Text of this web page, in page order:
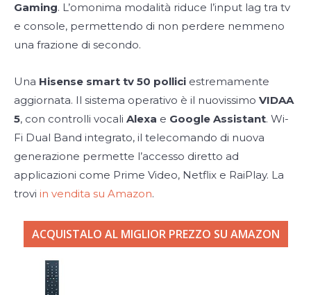
Gaming. L’omonima modalità riduce l’input lag tra tv
e console, permettendo di non perdere nemmeno
una frazione di secondo.
Una Hisense smart tv 50 pollici estremamente
aggiornata. Il sistema operativo è il nuovissimo VIDAA
5, con controlli vocali Alexa e Google Assistant. Wi-
Fi Dual Band integrato, il telecomando di nuova
generazione permette l’accesso diretto ad
applicazioni come Prime Video, Netflix e RaiPlay. La
trovi in vendita su Amazon.
ACQUISTALO AL MIGLIOR PREZZO SU AMAZON